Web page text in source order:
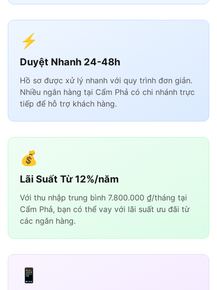
⚡
Duyệt Nhanh 24-48h
Hồ sơ được xử lý nhanh với quy trình đơn giản.
Nhiều ngân hàng tại Cẩm Phả có chi nhánh trực
tiếp để hỗ trợ khách hàng.
💰
Lãi Suất Từ 12%/năm
Với thu nhập trung bình 7.800.000 ₫/tháng tại
Cẩm Phả, bạn có thể vay với lãi suất ưu đãi từ
các ngân hàng.
📱